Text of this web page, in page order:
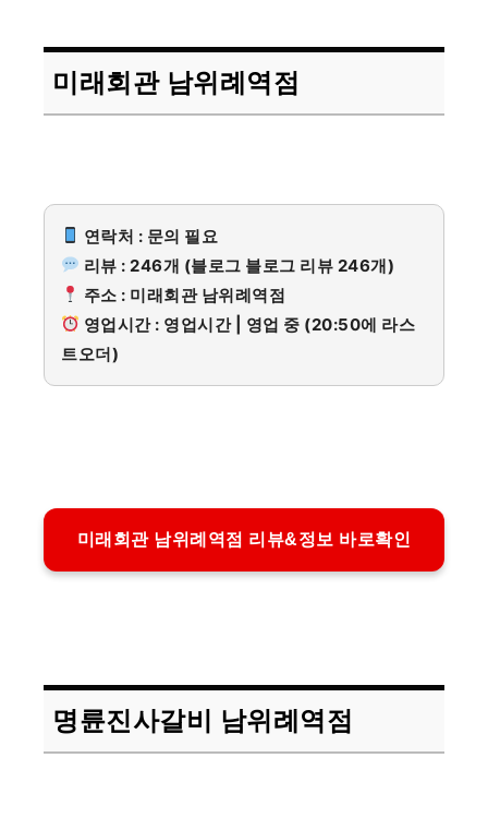
미래회관 남위례역점
연락처 : 문의 필요
리뷰 : 246개 (블로그 블로그 리뷰 246개)
주소 : 미래회관 남위례역점
영업시간 : 영업시간 | 영업 중 (20:50에 라스
트오더)
미래회관 남위례역점 리뷰&정보 바로확인
명륜진사갈비 남위례역점